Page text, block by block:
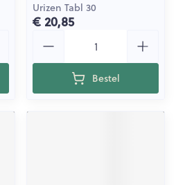
Urizen Tabl 30
€ 20,85
Bestel